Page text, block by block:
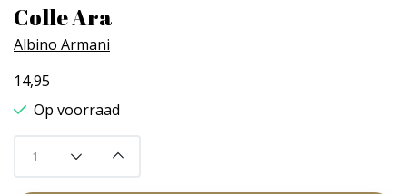
Colle Ara
Albino Armani
14,95
Op voorraad